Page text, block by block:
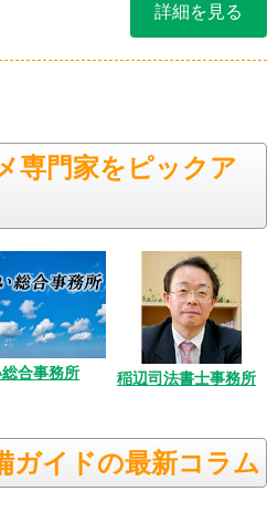
詳細を見る
専門家をピックア
合事務所 稲辺司法書士事務所
ガイドの最新コラム